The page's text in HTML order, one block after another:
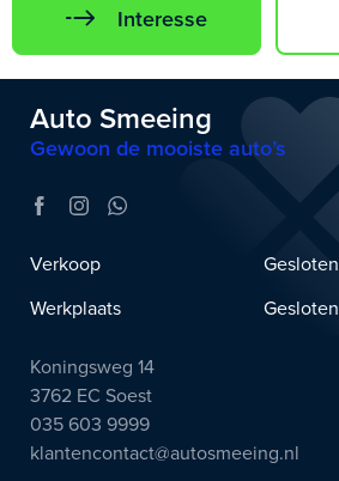
Interesse
Auto Smeeing
Gewoon de mooiste auto’s
Verkoop
Gesloten
Werkplaats
Gesloten
Koningsweg 14
3762 EC Soest
035 603 9999
klantencontact@autosmeeing.nl